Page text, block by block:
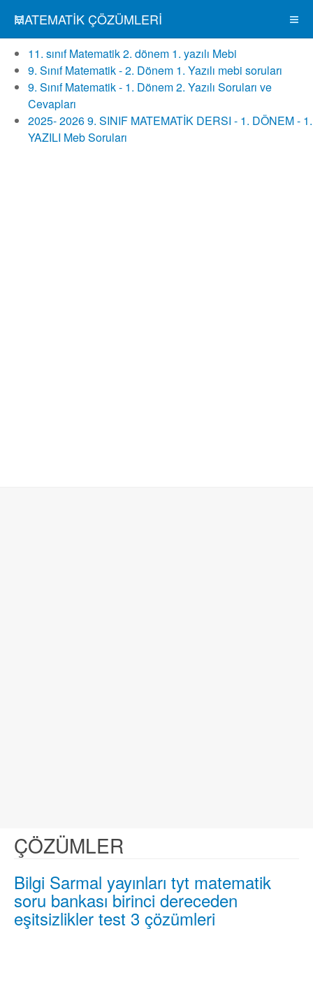
MATEMATIK ÇÖZÜMLERI
11. sınıf Matematik 2. dönem 1. yazılı Mebi
9. Sınıf Matematik - 2. Dönem 1. Yazılı mebi soruları
9. Sınıf Matematik - 1. Dönem 2. Yazılı Soruları ve
Cevapları
2025- 2026 9. SINIF MATEMATİK DERSI - 1. DÖNEM - 1.
YAZILI Meb Soruları
ÇÖZÜMLER
Bilgi Sarmal yayınları tyt matematik
soru bankası birinci dereceden
eşitsizlikler test 3 çözümleri